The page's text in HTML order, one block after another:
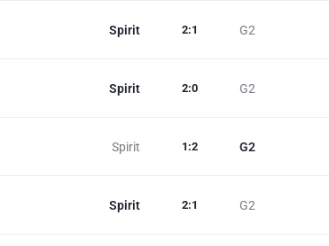
Spirit G2
2:1
Spirit G2
2:0
Spirit G2
1 :2
Spirit G2
2:1